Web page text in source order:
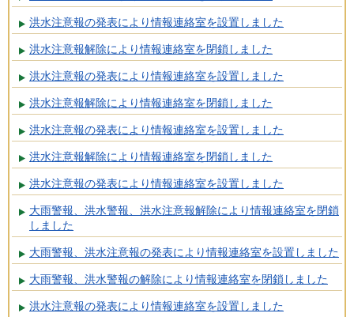
洪水注意報の発表により情報連絡室を設置しました
洪水注意報解除により情報連絡室を閉鎖しました
洪水注意報の発表により情報連絡室を設置しました
洪水注意報解除により情報連絡室を閉鎖しました
洪水注意報の発表により情報連絡室を設置しました
洪水注意報解除により情報連絡室を閉鎖しました
洪水注意報の発表により情報連絡室を設置しました
大雨警報、洪水警報、洪水注意報解除により情報連絡室を閉鎖
しました
大雨警報、洪水注意報の発表により情報連絡室を設置しました
大雨警報、洪水警報の解除により情報連絡室を閉鎖しました
洪水注意報の発表により情報連絡室を設置しました